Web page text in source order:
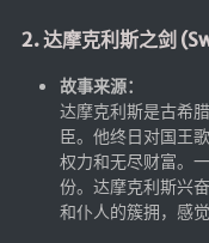
2. 达摩克利斯之剑
故事来源：
达摩克利斯是古希
臣。他终日对国王
权力和无尽财富。
份。达摩克利斯兴
和仆人的簇拥，感
导航站
电影下载
视频教程
直播聚合
📺在线电视